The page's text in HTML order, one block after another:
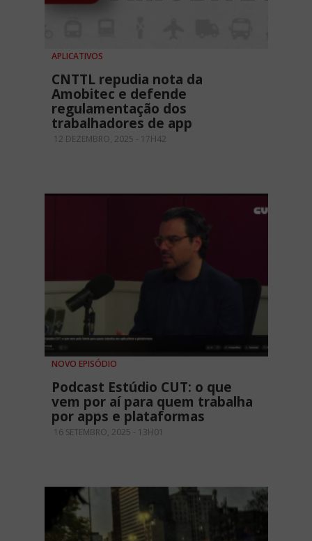
APLICATIVOS
CNTTL repudia nota da
Amobitec e defende
regulamentação dos
trabalhadores de app
12 DEZEMBRO, 2025 - 17H42
NOVO EPISÓDIO
Podcast Estúdio CUT: o que
vem por aí para quem trabalha
por apps e plataformas
16 SETEMBRO, 2025 - 13H01